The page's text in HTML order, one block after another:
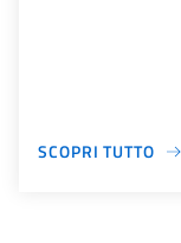
SCOPRI TUTTO